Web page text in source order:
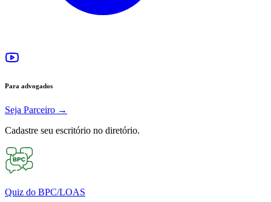
Para advogados
Seja Parceiro →
Cadastre seu escritório no diretório.
Quiz do BPC/LOAS